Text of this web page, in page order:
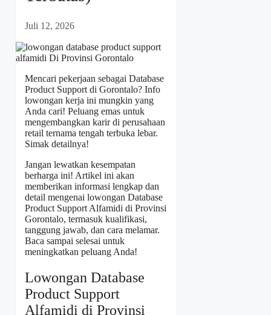
Juli 12, 2026
Mencari pekerjaan sebagai Database
Product Support di Gorontalo? Info
lowongan kerja ini mungkin yang
Anda cari! Peluang emas untuk
mengembangkan karir di perusahaan
retail ternama tengah terbuka lebar.
Simak detailnya!
Jangan lewatkan kesempatan
berharga ini! Artikel ini akan
memberikan informasi lengkap dan
detail mengenai lowongan Database
Product Support Alfamidi di Provinsi
Gorontalo, termasuk kualifikasi,
tanggung jawab, dan cara melamar.
Baca sampai selesai untuk
meningkatkan peluang Anda!
Lowongan Database
Product Support
Alfamidi di Provinsi